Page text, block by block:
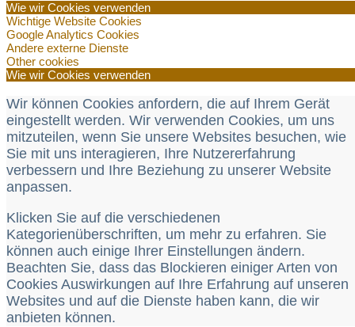
Wie wir Cookies verwenden
Wichtige Website Cookies
Google Analytics Cookies
Andere externe Dienste
Other cookies
Wie wir Cookies verwenden
Wir können Cookies anfordern, die auf Ihrem Gerät
eingestellt werden. Wir verwenden Cookies, um uns
mitzuteilen, wenn Sie unsere Websites besuchen, wie
Sie mit uns interagieren, Ihre Nutzererfahrung
verbessern und Ihre Beziehung zu unserer Website
anpassen.
Klicken Sie auf die verschiedenen
Kategorienüberschriften, um mehr zu erfahren. Sie
können auch einige Ihrer Einstellungen ändern.
Beachten Sie, dass das Blockieren einiger Arten von
Cookies Auswirkungen auf Ihre Erfahrung auf unseren
Websites und auf die Dienste haben kann, die wir
anbieten können.